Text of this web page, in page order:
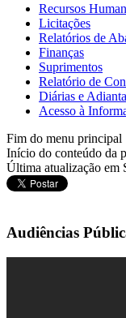
Recursos
Licitações
Relatórios de
Finanças
Suprimentos
Relatório de
Diárias e
Acesso à
Fim do menu principal
Início do conteúdo da
Última atualização em
Audiências